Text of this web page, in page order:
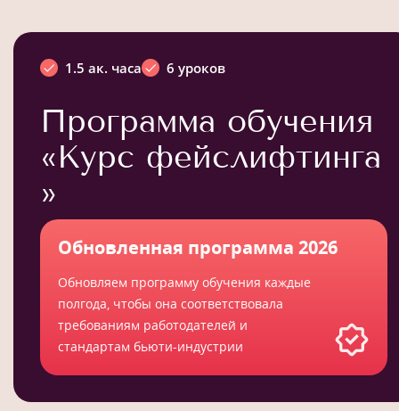
1.5 ак. часа 6 уроков
Программа обучения
«Курс фейслифтинга
»
Обновленная программа 2026
Обновляем программу обучения каждые
полгода, чтобы она соответствовала
требованиям работодателей и
стандартам бьюти-индустрии